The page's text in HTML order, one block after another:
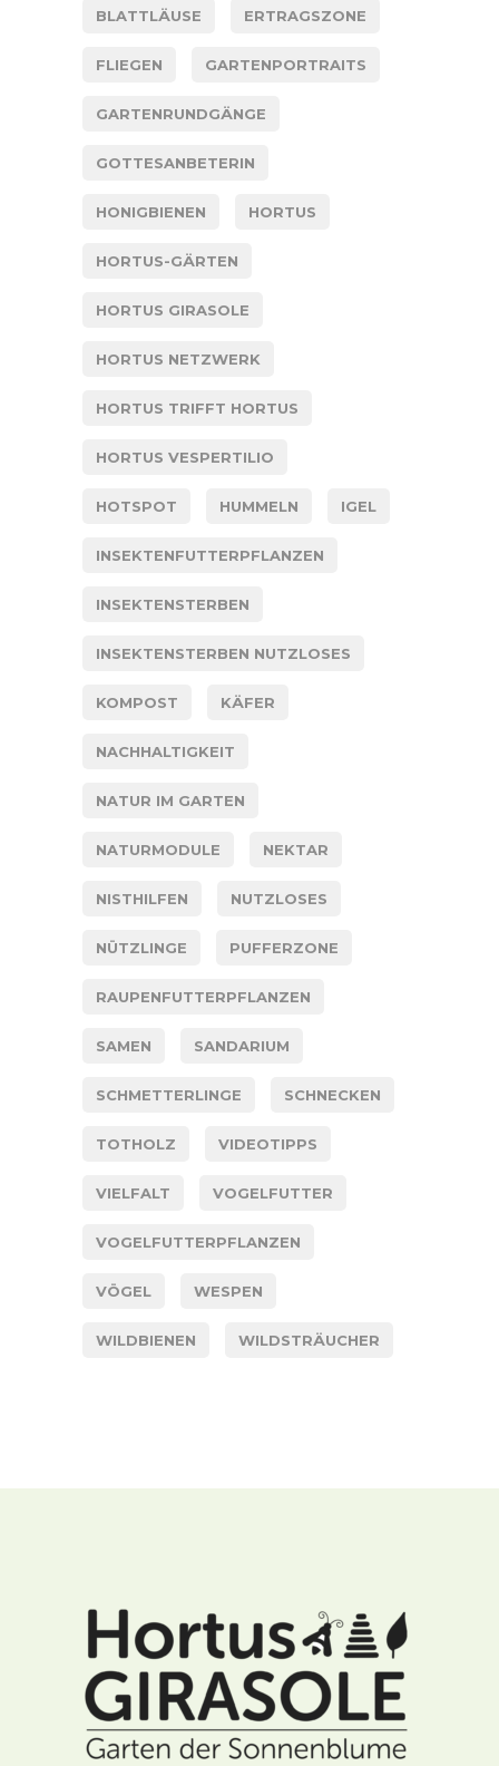
BLATTLÄUSE ERTRAGSZONE
FLIEGEN GARTENPORTRAITS
GARTENRUNDGÄNGE
GOTTESANBETERIN
HONIGBIENEN HORTUS
HORTUS-GÄRTEN
HORTUS GIRASOLE
HORTUS NETZWERK
HORTUS TRIFFT HORTUS
HORTUS VESPERTILIO
HOTSPOT HUMMELN IGEL
INSEKTENFUTTERPFLANZEN
INSEKTENSTERBEN
INSEKTENSTERBEN NUTZLOSES
KOMPOST KÄFER
NACHHALTIGKEIT
NATUR IM GARTEN
NATURMODULE NEKTAR
NISTHILFEN NUTZLOSES
NÜTZLINGE PUFFERZONE
RAUPENFUTTERPFLANZEN
SAMEN SANDARIUM
SCHMETTERLINGE SCHNECKEN
TOTHOLZ VIDEOTIPPS
VIELFALT VOGELFUTTER
VOGELFUTTERPFLANZEN
VÖGEL WESPEN
WILDBIENEN WILDSTRÄUCHER